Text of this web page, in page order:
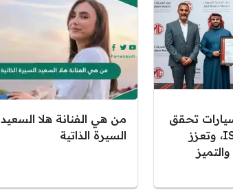
تحقق
شهادة ISO 9001، وتعزز
من هي الفنانة هلا السعيد
السيرة الذاتية